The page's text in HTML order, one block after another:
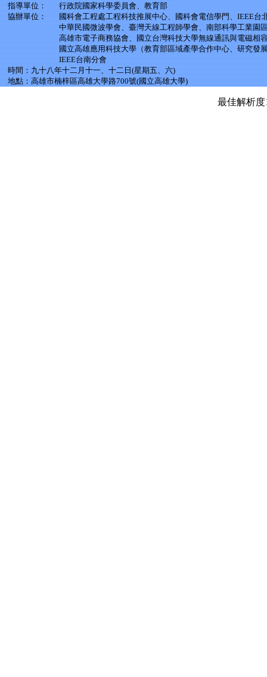
指導單位：
行政院國家科學委員會、教育部
協辦單位：
國科會工程處工程科技推展中心、國科會電信學門、IEEE
中華民國微波學會、臺灣天線工程師學會、南部科學工業園
高雄市電子商務協會、國立台灣科技大學無線通訊與電磁相
國立高雄應用科技大學（教育部區域產學合作中心、研究
IEEE台南分會
時間：九十八年十二月十一、十二日(星期五、六)
地點：高雄市楠梓區高雄大學路700號(國立高雄大學)
最佳解析度